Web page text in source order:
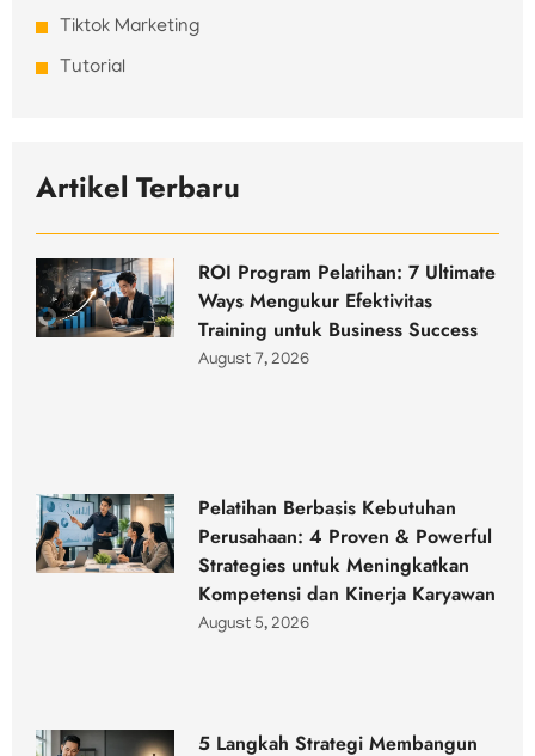
Tiktok Marketing
Tutorial
Artikel Terbaru
ROI Program Pelatihan: 7 Ultimate
Ways Mengukur Efektivitas
Training untuk Business Success
August 7, 2026
Pelatihan Berbasis Kebutuhan
Perusahaan: 4 Proven & Powerful
Strategies untuk Meningkatkan
Kompetensi dan Kinerja Karyawan
August 5, 2026
5 Langkah Strategi Membangun